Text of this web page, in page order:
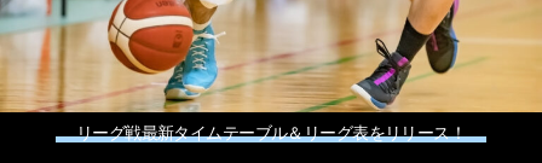
リーグ戦最新タイムテーブル＆リーグ表をリリース！